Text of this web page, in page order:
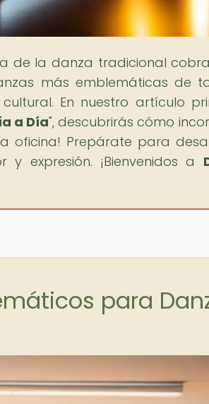
de la danza tradicional
más emblemáticas de
En nuestro artículo
a Día", descubrirás cómo
oficina! Prepárate para
expresión. ¡Bienvenidos a
para